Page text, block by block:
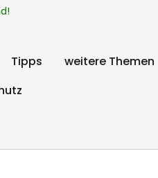
Tipps weitere Themen